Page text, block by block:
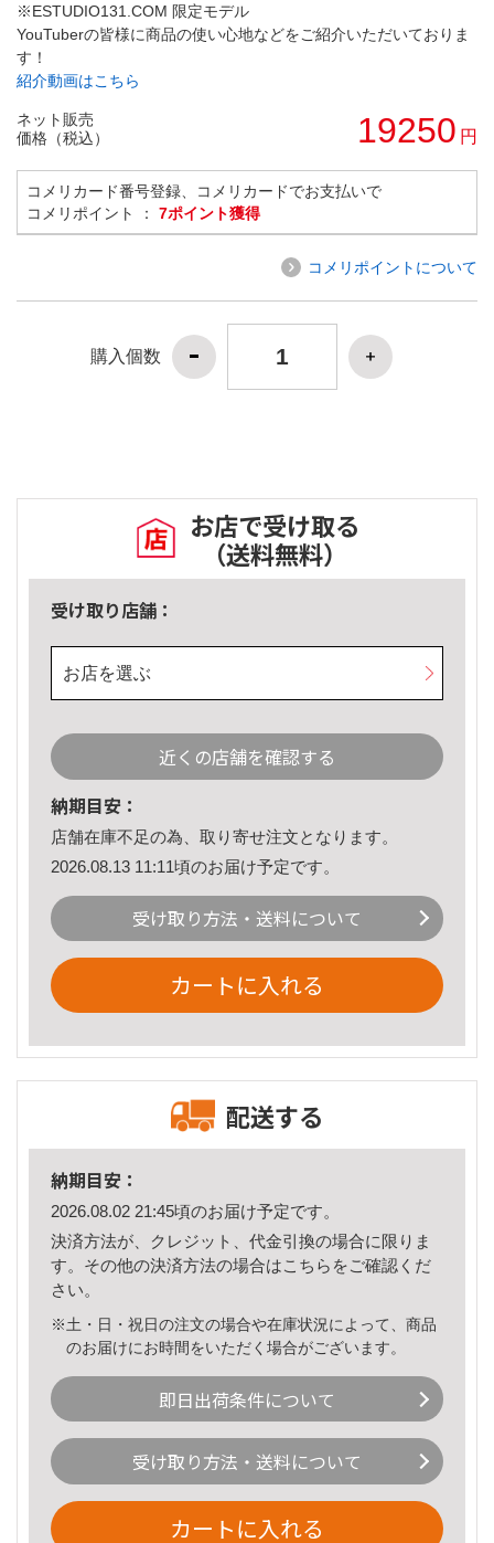
※ESTUDIO131.COM 限定モデル
YouTuberの皆様に商品の使い心地などをご紹介いただいておりま
す！
紹介動画はこちら
ネット販売
価格（税込）
19250 円
コメリカード番号登録、コメリカードでお支払いで
コメリポイント ： 7ポイント獲得
コメリポイントについて
購入個数
お店で受け取る
（送料無料）
受け取り店舗：
お店を選ぶ
近くの店舗を確認する
納期目安：
店舗在庫不足の為、取り寄せ注文となります。
2026.08.13 11:11頃のお届け予定です。
受け取り方法・送料について
カートに入れる
配送する
納期目安：
2026.08.02 21:45頃のお届け予定です。
決済方法が、クレジット、代金引換の場合に限りま
す。その他の決済方法の場合はこちら をご確認くだ
さい。
※土・日・祝日の注文の場合や在庫状況によって、商品
のお届けにお時間をいただく場合がございます。
即日出荷条件について
受け取り方法・送料について
カートに入れる